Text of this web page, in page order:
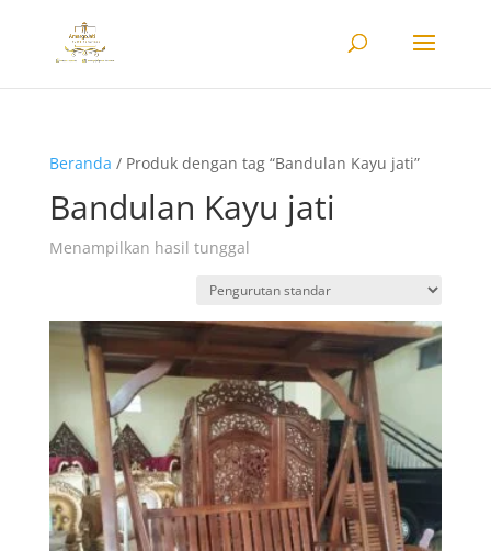
Beranda / Produk dengan tag “Bandulan Kayu jati”
Bandulan Kayu jati
Menampilkan hasil tunggal